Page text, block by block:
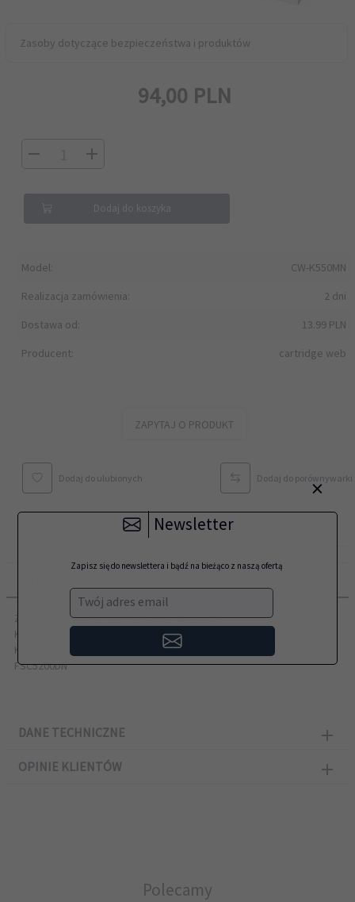
Zasoby dotyczące bezpieczeństwa i produktów
Model:
CW-K550MN
Realizacja zamówienia:
2 dni
Dostawa od:
13.99 PLN
Producent:
cartridge web
94,00 PLN
ZAPYTAJ O PRODUKT
Dodaj do koszyka
Dodaj do ulubionych Dodaj do porównywarki
Zamiennik Kyocera przeznaczony do modeli:
Kyocera FS-C5200DN, Kyocera FS C5200DN, Kyocera FSC5200DN
Kyocera-Mita FS-C5200DN, Kyocera-Mita FS C5200DN, Kyocera-Mita
FSC5200DN
DANE TECHNICZNE
OPINIE KLIENTÓW
Polecamy
×
Newsletter
Zapisz się do newslettera i bądź na bieżąco z naszą ofertą
Twój adres email